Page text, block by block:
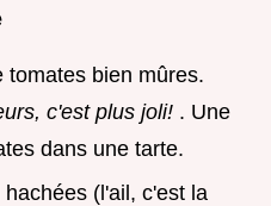
tomates bien mûres.
c'est plus joli! . Une
dans une tarte.
(l'ail, c'est la